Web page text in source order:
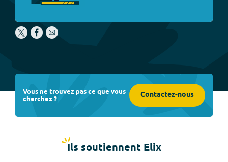
Vous ne trouvez pas ce que vous
cherchez ? Contactez-nous
Ils soutiennent Elix